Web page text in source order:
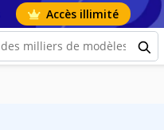
Accès illimité